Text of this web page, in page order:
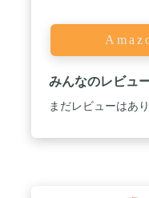
みんなのレビュ
まだレビューはあ